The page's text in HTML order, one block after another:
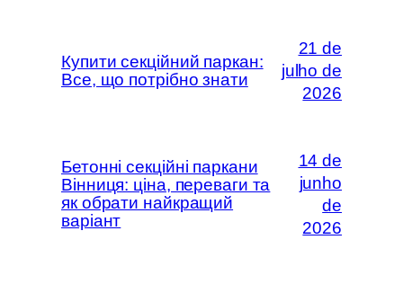
Купити секційний паркан:
Все, що потрібно знати
21 de
julho de
2026
Бетонні секційні паркани
Вінниця: ціна, переваги та
як обрати найкращий
варіант
14 de
junho
de
2026